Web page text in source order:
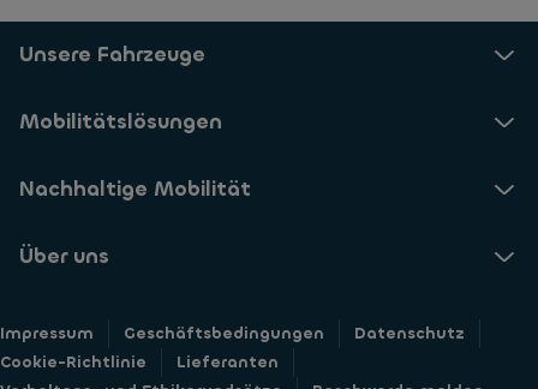
Unsere Fahrzeuge
Mobilitätslösungen
Nachhaltige Mobilität
Über uns
Impressum Geschäftsbedingungen
Datenschutz
Cookie-Richtlinie
Lieferanten